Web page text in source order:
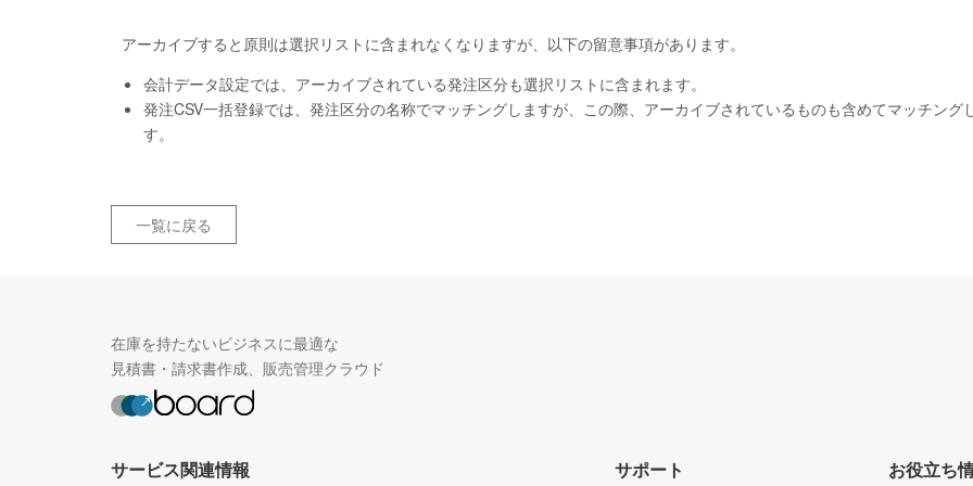
アーカイブすると原則は選択リストに含まれなくなりますが、以下の留意事項があります。
会計データ設定では、アーカイブされている発注区分も選択リストに含まれます。
発注CSV一括登録では、発注区分の名称でマッチングしますが、この際、アーカイブされているものも含めてマッチング
す。
一覧に戻る
在庫を持たないビジネスに最適な
見積書・請求書作成、販売管理クラウド
サービス関連情報 サポート お役立ち